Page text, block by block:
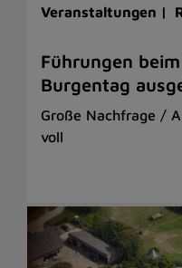
Veranstaltungen |
Führungen
Burgentag
Große Nachfrage /
voll